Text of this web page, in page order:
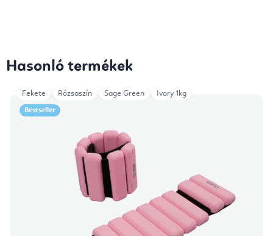
Hasonló termékek
Bestseller
Fekete Rózsaszín Sage Green Ivory 1kg